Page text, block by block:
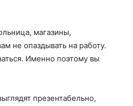
магазины,
не опаздывать на работу.
Именно поэтому вы
презентабельно,